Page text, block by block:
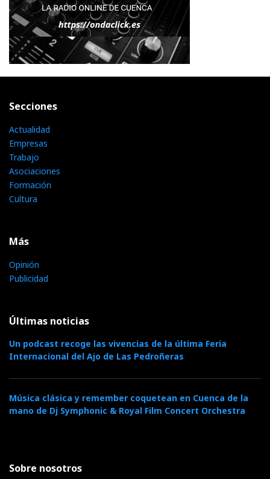
Secciones
Actualidad
Empresas
Trabajo
Asociaciones
Formación
Cultura
Más
Opinión
Publicidad
Últimas noticias
Un podcast recoge las vivencias de la última Feria
Internacional del Ajo de Las Pedroñeras
Música clásica y remember coquetean en Cuenca de la
mano de Dj Symphonic & Royal Film Concert Orchestra
Sobre nosotros